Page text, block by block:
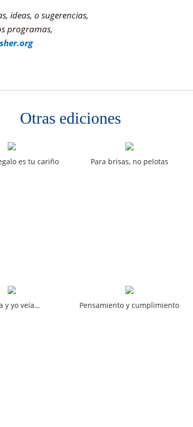
ideas, o sugerencias,
programas,
Otras ediciones
es tu cariño Para brisas, no pelotas
y yo veía… Pensamiento y cumplimiento